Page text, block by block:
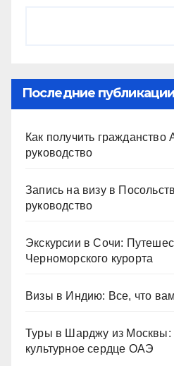
Последние публикации
Как получить
руководство
Запись на визу в
руководство
Экскурсии в Сочи:
Черноморского курорта
Визы в Индию: Все, что
Туры в Шарджу из Москвы:
культурное сердце ОАЭ